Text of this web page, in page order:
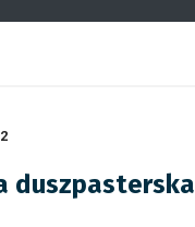
duszpasterska